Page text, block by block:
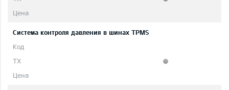
Система контроля давления в шинах TPMS